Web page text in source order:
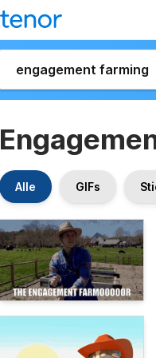
Alle GIFs